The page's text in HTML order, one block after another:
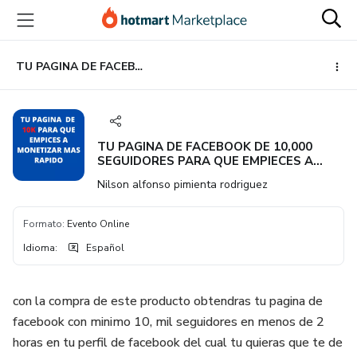
principal
página
de
página
TU PAGINA DE FACEBOOK DE 10,000 SEGUIDORES PARA QUE EMPIECES A MONETIZAR MAS RAPIDO
TU PAGINA DE FACEBOOK DE 10,000
SEGUIDORES PARA QUE EMPIECES A
Nilson alfonso pimienta rodriguez
Formato: Evento Online
Idioma: Español
con la compra de este producto obtendras tu pagina de
facebook con minimo 10, mil seguidores en menos de 2
horas en tu perfil de facebook del cual tu quieras que te de